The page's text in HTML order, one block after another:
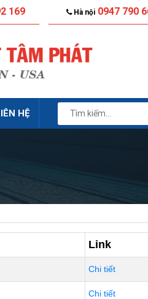
169 Hà nội 0947 790
HỆ
Link
Chi tiết
Chi tiết